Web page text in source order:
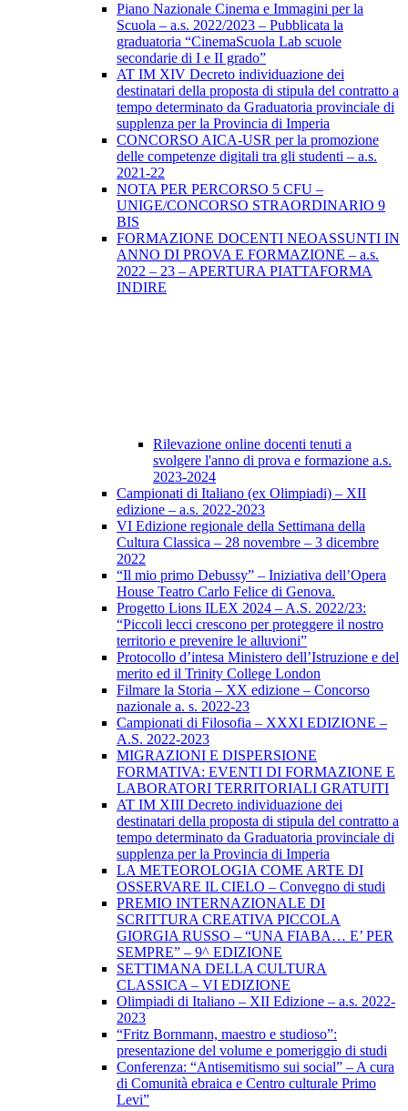
Piano Nazionale Cinema e Immagini per la
Scuola – a.s. 2022/2023 – Pubblicata la
graduatoria “CinemaScuola Lab scuole
secondarie di I e II grado”
AT IM XIV Decreto individuazione dei
destinatari della proposta di stipula del contratto a
tempo determinato da Graduatoria provinciale di
supplenza per la Provincia di Imperia
CONCORSO AICA-USR per la promozione
delle competenze digitali tra gli studenti – a.s.
2021-22
NOTA PER PERCORSO 5 CFU –
UNIGE/CONCORSO STRAORDINARIO 9
BIS
FORMAZIONE DOCENTI NEOASSUNTI IN
ANNO DI PROVA E FORMAZIONE – a.s.
2022 – 23 – APERTURA PIATTAFORMA
INDIRE
Rilevazione online docenti tenuti a
svolgere l'anno di prova e formazione a.s.
2023-2024
Campionati di Italiano (ex Olimpiadi) – XII
edizione – a.s. 2022-2023
VI Edizione regionale della Settimana della
Cultura Classica – 28 novembre – 3 dicembre
2022
“Il mio primo Debussy” – Iniziativa dell’Opera
House Teatro Carlo Felice di Genova.
Progetto Lions ILEX 2024 – A.S. 2022/23:
“Piccoli lecci crescono per proteggere il nostro
territorio e prevenire le alluvioni”
Protocollo d’intesa Ministero dell’Istruzione e del
merito ed il Trinity College London
Filmare la Storia – XX edizione – Concorso
nazionale a. s. 2022-23
Campionati di Filosofia – XXXI EDIZIONE –
A.S. 2022-2023
MIGRAZIONI E DISPERSIONE
FORMATIVA: EVENTI DI FORMAZIONE E
LABORATORI TERRITORIALI GRATUITI
AT IM XIII Decreto individuazione dei
destinatari della proposta di stipula del contratto a
tempo determinato da Graduatoria provinciale di
supplenza per la Provincia di Imperia
LA METEOROLOGIA COME ARTE DI
OSSERVARE IL CIELO – Convegno di studi
PREMIO INTERNAZIONALE DI
SCRITTURA CREATIVA PICCOLA
GIORGIA RUSSO – “UNA FIABA… E’ PER
SEMPRE” – 9^ EDIZIONE
SETTIMANA DELLA CULTURA
CLASSICA – VI EDIZIONE
Olimpiadi di Italiano – XII Edizione – a.s. 2022-
2023
“Fritz Bornmann, maestro e studioso”:
presentazione del volume e pomeriggio di studi
Conferenza: “Antisemitismo sui social” – A cura
di Comunità ebraica e Centro culturale Primo
Levi”